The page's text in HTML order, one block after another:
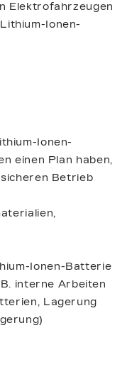
Elektrofahrzeugen
Ionen-
Ionen-
einen Plan haben,
Betrieb
Ionen-Batterie
interne Arbeiten
Lagerung